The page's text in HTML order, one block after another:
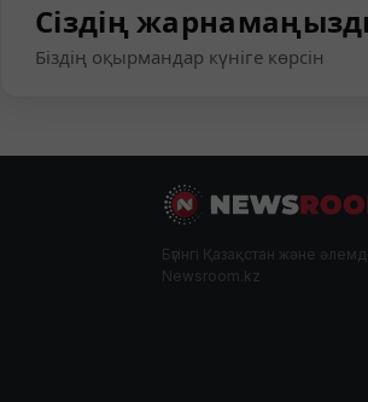
Сіздің
Біздің оқырмандар күніге көрсін
Бүгінгі Қазақстан және
Newsroom.kz